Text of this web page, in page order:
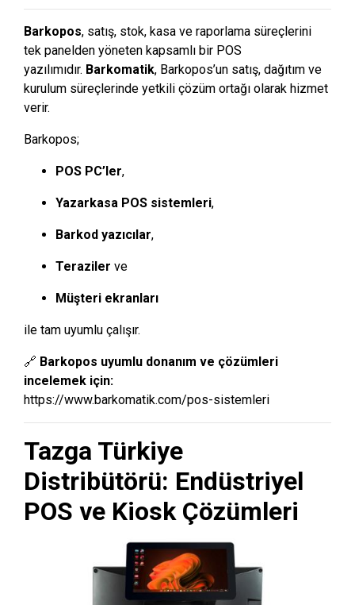
Barkopos, satış, stok, kasa ve raporlama süreçlerini
tek panelden yöneten kapsamlı bir POS
yazılımıdır. Barkomatik, Barkopos’un satış, dağıtım ve
kurulum süreçlerinde yetkili çözüm ortağı olarak hizmet
verir.
Barkopos;
POS PC’ler,
Yazarkasa POS sistemleri,
Barkod yazıcılar,
Teraziler ve
Müşteri ekranları
ile tam uyumlu çalışır.
🔗 Barkopos uyumlu donanım ve çözümleri
incelemek için:
https://www.barkomatik.com/pos-sistemleri
Tazga Türkiye
Distribütörü: Endüstriyel
POS ve Kiosk Çözümleri